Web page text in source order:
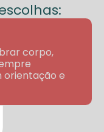
corpo,
orientação e